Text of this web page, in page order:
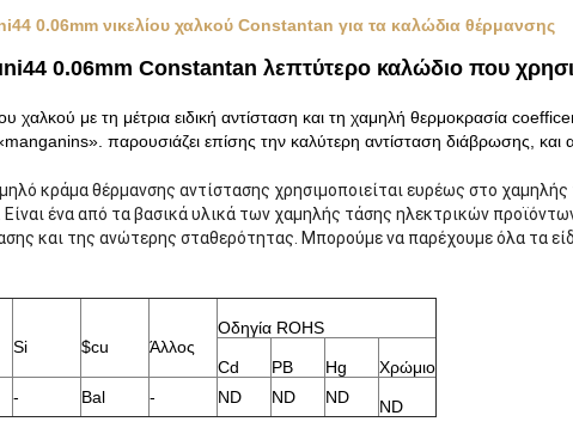
0.06mm νικελίου χαλκού Constantan για τα καλώδια θέρμανσης
0.06mm Constantan λεπτύτερο καλώδιο που
χαλκού με τη μέτρια ειδική αντίσταση και τη χαμηλή θερμοκρασία
παρουσιάζει επίσης την καλύτερη αντίσταση διάβρωσης,
κράμα θέρμανσης αντίστασης χρησιμοποιείται ευρέως στο
Είναι ένα από τα βασικά υλικά των χαμηλής τάσης ηλεκτρικών
και της ανώτερης σταθερότητας. Μπορούμε να παρέχουμε όλα τα
Si $cu Άλλος
Οδηγία ROHS
Cd PB Hg
Χρώμιο
- Bal - ND ND ND ND